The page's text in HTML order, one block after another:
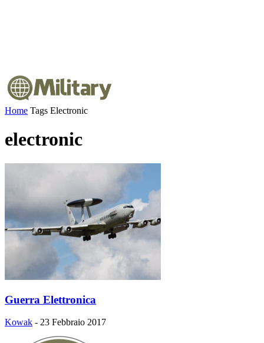
Home Tags Electronic
electronic
Guerra Elettronica
Kowak - 23 Febbraio 2017